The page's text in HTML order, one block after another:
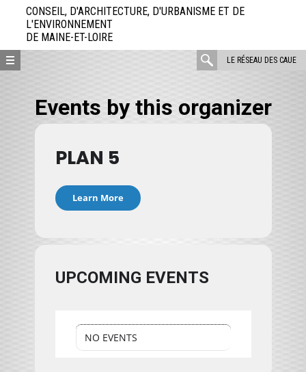
directement
contenu
CONSEIL, D'ARCHITECTURE, D'URBANISME ET DE
L'ENVIRONNEMENT
DE MAINE-ET-LOIRE
LE RÉSEAU DES CAUE
rechercher
Events by this organizer
PLAN 5
Learn More
UPCOMING EVENTS
NO EVENTS